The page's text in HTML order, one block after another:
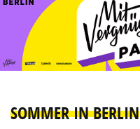
SOMMER IN BERLIN